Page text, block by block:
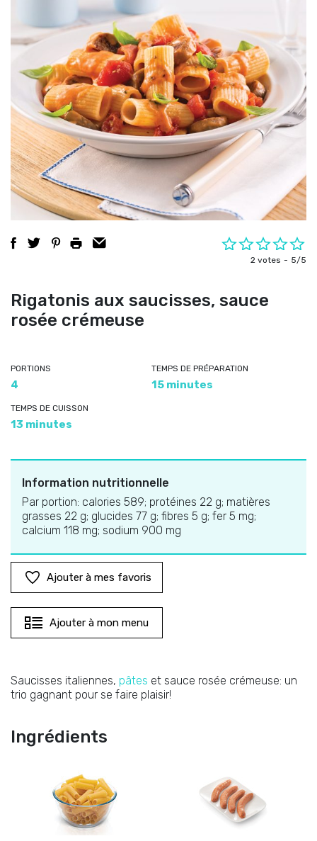
2 votes 5/5
Rigatonis aux saucisses, sauce
rosée crémeuse
PORTIONS
4
TEMPS DE PRÉPARATION
15 minutes
TEMPS DE CUISSON
13 minutes
Information nutritionnelle
Par portion: calories 589; protéines 22 g; matières
grasses 22 g; glucides 77 g; fibres 5 g; fer 5 mg;
calcium 118 mg; sodium 900 mg
Ajouter à mes favoris
Ajouter à mon menu
Saucisses italiennes, pâtes et sauce rosée crémeuse: un
trio gagnant pour se faire plaisir!
Ingrédients